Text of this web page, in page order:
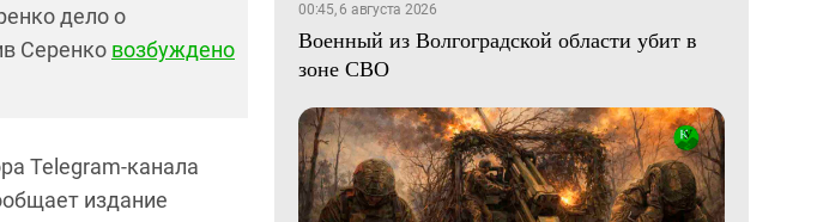
дело о
Серенко возбуждено
Telegram-канала
издание
00:45, 6 августа 2026
Военный из Волгоградской области убит в
зоне СВО